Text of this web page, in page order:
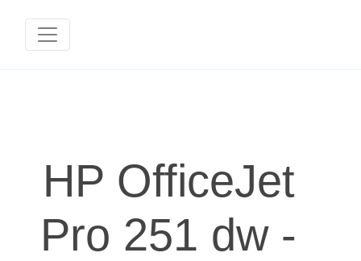
HP OfficeJet
Pro 251 dw -